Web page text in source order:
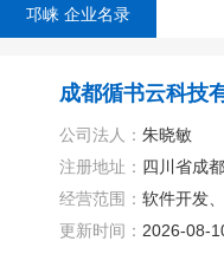
邛崃 企业名录
成都循书云科技
公司法人： 朱晓敏
注册地址： 四川省成
经营范围： 软件开发
更新时间： 2026-08-